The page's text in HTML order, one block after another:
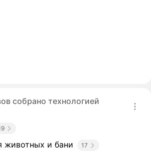
собрано технологией
животных и бани 17